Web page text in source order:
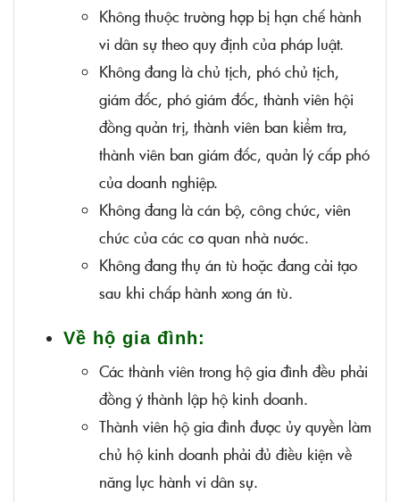
Không thuộc trường hợp bị hạn chế hành
vi dân sự theo quy định của pháp luật.
Không đang là chủ tịch, phó chủ tịch,
giám đốc, phó giám đốc, thành viên hội
đồng quản trị, thành viên ban kiểm tra,
thành viên ban giám đốc, quản lý cấp phó
của doanh nghiệp.
Không đang là cán bộ, công chức, viên
chức của các cơ quan nhà nước.
Không đang thụ án tù hoặc đang cải tạo
sau khi chấp hành xong án tù.
Về hộ gia đình:
Các thành viên trong hộ gia đình đều phải
đồng ý thành lập hộ kinh doanh.
Thành viên hộ gia đình được ủy quyền làm
chủ hộ kinh doanh phải đủ điều kiện về
năng lực hành vi dân sự.